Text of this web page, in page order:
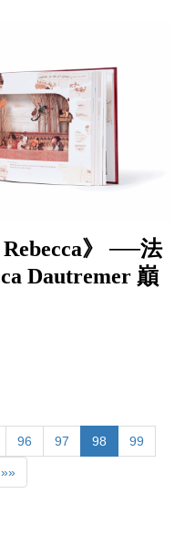
Rebecca》 ──法
Dautremer 巔
96 97 98 99
»»